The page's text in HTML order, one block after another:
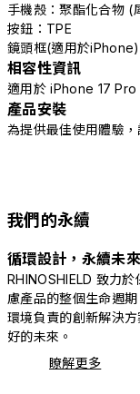
手機殼：聚酯化合物 (
按鈕：TPE
鏡頭框(適用於
相容性資訊
適用於 iPhone 17
產品安裝
為提供最佳使用體驗
我們的永續
循環設計，永續未來
RHINOSHIELD 致力
慮產品的整個生命週
環境負責的創新解決
好的未來。
瞭解更多